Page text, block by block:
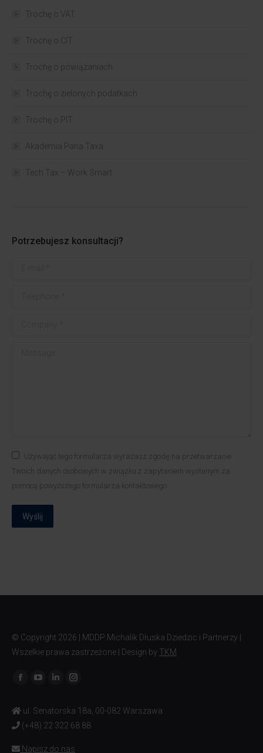
Trochę o VAT
Trochę o CIT
Trochę o powiązaniach​
Trochę o zielonych podatkach
Trochę o PIT
Akademia Pana Taxa
Tech Tax – Work Smart
Potrzebujesz konsultacji?
Używając tego formularza wyrażasz zgodę na przetwarzanie
Twoich danych osobowych w związku z zapytaniem wysłanym za
pomocą powyższego formularza kontaktowego
Wyślij
© Copyright 2026 | MDDP Michalik Dłuska Dziedzic i Partnerzy |
Wszelkie prawa zastrzeżone | Design by TKM
Znajdź nas na:
ul. Senatorska 18a, 00-082 Warszawa
(+48) 22 322 68 88
Napisz do nas